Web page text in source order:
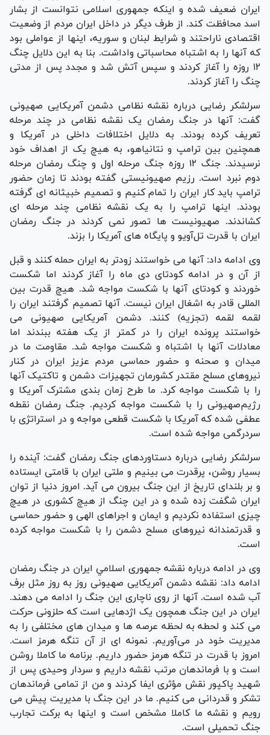
ایران ضعیف شده و اینکه جمهوری اسلامی نتوانست از بشار
اسد محافظت کند. از طرف دیگر در داخل ایران مردم از وضعیت
اقتصادی ناراحتند و شرایط لبنان و سوریه، اینها از عواملی بود
که آنها را به اشتباه محاسباتی واداشت. بنا به این دلایل چنگ
۱۲ روزه را آغاز کردند و سپس آتش شد و مجدد پس از مدتی
چنگ را آغاز کردند.
سرلشکر رضایی درباره نقشه نظامی دشمن آمریکایی صهیونی
گفت: آنها در جنگ رمضان یک نقشه نظامی در چند مرحله
تعریف کرده بودند. به دلایل اختلافات داخلی در آمریکا و
همچنین بین ترامپ و نتانیاهو، به هیچ یک از اهداف خود
نرسیدند. جنگ ۱۲ روزه جنگ مرحله اول و چنگ رمضان مرحله
دوم نبرد است. رزیم صهیونیستی گفته بودند تا زمان حضور
ترامپ باید کار ایران را تمام کنیم و تصمیم خبیثانه ای گرفته
بودند. اینها ترامپ را به یک نقشه نظامی چند مرحله ای
کشاندند. صهیونیست ها تصور نمی کردند در جنگ رمضان
ایران با قدرت تل‌آویو و پایگاه های آمریکا را بزند.
وی ادامه داد: آنها می خواستند زودتر به ایران حمله کنند و قبل
از آن و در ادامه کودتای دی ماه را آغاز کردند اما شکست
خوردند و کودتای آنها با شکست مواجه شد. هیچ قدرت بین
المللی قادر به اشغال ایران نیست. آنها تصمیم گرفتند ایران را
لقمه لقمه (تجزیه) کنند. دشمن آمریکایی صهیونی می
خواستند پرونده ایران را در کمتر از یک هفته ببندند اما
معادلات آنها با اشتباه و شکست مواجه شد. مقاومت ما در
میدان و صحنه و حضور حماسی مردم عزیز ایران در کنار
نیروهای مسلح مقتدر کشورمان تجهیزات دشمن و تاکتیک آنها
را با شکست مواجه کرد. ما طرح زمان بندی مشترک آمریکا و
رژیم‌صهیونی را با شکست مواجه کردیم‌. جنگ رمضان نقطه
عطفی شده که آمریکا با شکست قطعی مواجه و در استراتژی با
سردرگمی مواجه شده است.
سرلشکر رضایی درباره دستاوردهای جنگ رمضان گفت: آینده را
بسیار روشن، پرقدرت می بینیم و ملتی ایران با قامتی ایستاده
و بر بلندای تاریخ از این جنگ بیرون می آید. امروز دنیا از توان
ایران شگفت زده شده و در این چنگ از هیچ کشوری در هیچ
چیزی استفاده نکردیم و ایمان و اجراهای الهی و حضور حماسی
و قدرتمندانه نیروهای مسلح دشمن را با شکست مواجه کرده
است.
وی در ادامه درباره نقشه جمهوری اسلامي ايران در جنگ رمضان
ادامه داد: نقشه دشمن آمریکایی صهیونی روز به روز مثل برف
آب شده است. آنها از روی ناچاری این جنگ را ادامه می دهند.
ایران در این جنگ همچون یک اژدهایی است که حلزونی حرکت
می کند و لحطه به لحظه عرصه ها و میدان های مختلفی را به
مدیریت خود در می‌آوریم. نمونه ای از آن تنگه هرمز است.
امروز با قدرت در تنگه هرمز حضور داریم. برنامه ما کاملا روشن
است و با فرماندهان مرتب نقشه داریم و سردار وحیدی پس از
شهید پاکپور نقش مؤثری ایفا کردند و من از تمامی فرماندهان
تشکر و قدردانی می کنیم. ما در این جنگ با مدیریت پیش می
رویم و نقشه ما کاملا مشخص است و اینها به برکت تجارب
جنگ تحمیلی است.